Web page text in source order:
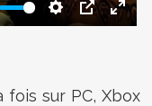
fois sur PC, Xbox